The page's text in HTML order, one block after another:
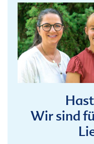
Wir sind